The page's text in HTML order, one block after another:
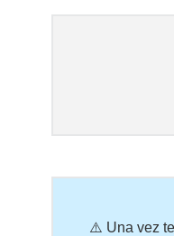
⚠️ Una vez